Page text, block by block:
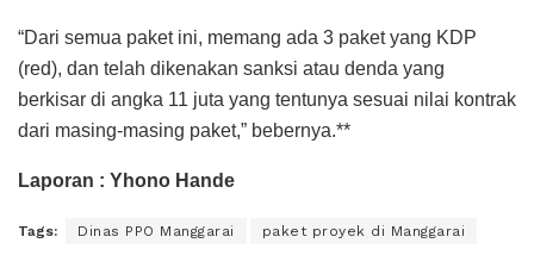
“Dari semua paket ini, memang ada 3 paket yang KDP
(red), dan telah dikenakan sanksi atau denda yang
berkisar di angka 11 juta yang tentunya sesuai nilai kontrak
dari masing-masing paket,” bebernya.**
Laporan : Yhono Hande
Tags: Dinas PPO Manggarai paket proyek di Manggarai